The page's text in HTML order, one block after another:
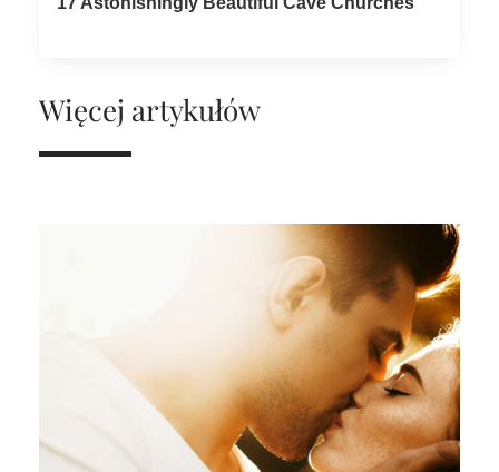
Więcej artykułów